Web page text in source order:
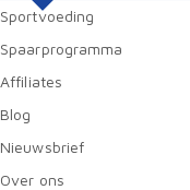
Sportvoeding
Spaarprogramma
Affiliates
Blog
Nieuwsbrief
Over ons